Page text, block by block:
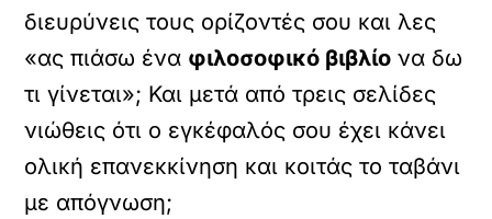
διευρύνεις τους ορίζοντές σου και λες
«ας πιάσω ένα φιλοσοφικό βιβλίο να δω
τι γίνεται»; Και μετά από τρεις σελίδες
νιώθεις ότι ο εγκέφαλός σου έχει κάνει
ολική επανεκκίνηση και κοιτάς το ταβάνι
με απόγνωση;